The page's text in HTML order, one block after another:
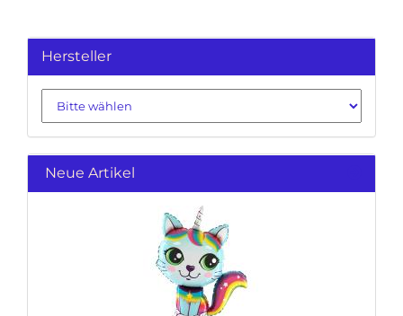
Hersteller
Neue Artikel